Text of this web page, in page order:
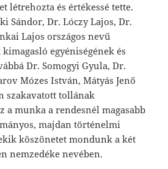
létrehozta és értékessé tette.
Sándor, Dr. Lóczy Lajos, Dr.
Lajos országos nevű
egyéniségének és
Dr. Somogyi Gyula, Dr.
Mózes Ist­ván, Mátyás Jenő
szakavatott tollának
a munka a rendesnél magasabb
majdan történelmi
köszönetet mondunk a két
nemzedéke nevében.